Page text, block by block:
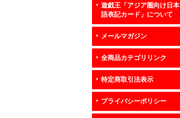
遊戯王「アジア圏向け日本
語表記カード」について
メールマガジン
全商品カテゴリリンク
特定商取引法表示
プライバシーポリシー